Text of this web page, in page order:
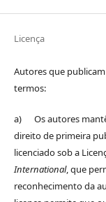
Licença
Autores que
termos:
a) Os autores
direito de primeira
licenciado sob a
International, que
reconhecimento da